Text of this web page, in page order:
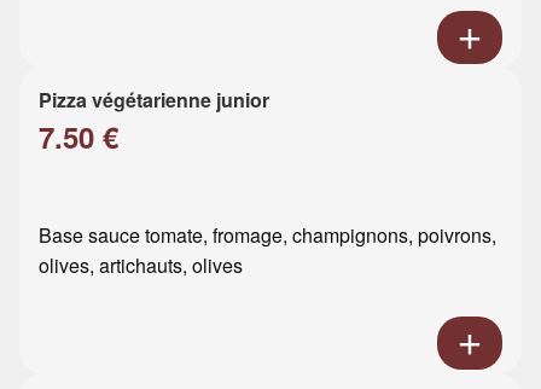
Pizza végétarienne junior
7.50 €
Base sauce tomate, fromage, champignons, poivrons,
olives, artichauts, olives